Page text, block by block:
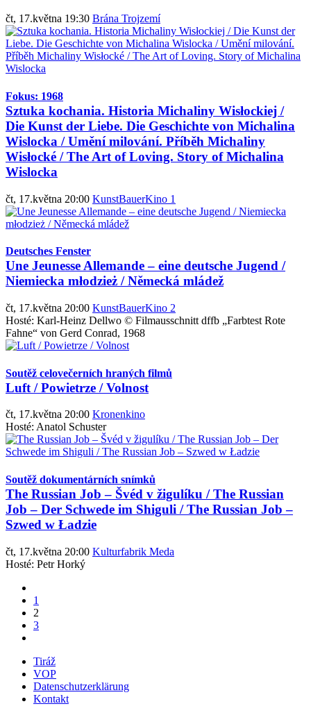
čt, 17.května 19:30 Brána Trojzemí
Fokus: 1968
Sztuka kochania. Historia Michaliny Wisłockiej /
Die Kunst der Liebe. Die Geschichte von Michalina
Wislocka / Umění milování. Příběh Michaliny
Wisłocké / The Art of Loving. Story of Michalina
Wislocka
čt, 17.května 20:00 KunstBauerKino 1
Deutsches Fenster
Une Jeunesse Allemande – eine deutsche Jugend /
Niemiecka młodzież / Německá mládež
čt, 17.května 20:00 KunstBauerKino 2
Hosté: Karl-Heinz Dellwo © Filmausschnitt dffb „Farbtest Rote
Fahne“ von Gerd Conrad, 1968
Soutěž celovečerních hraných filmů
Luft / Powietrze / Volnost
čt, 17.května 20:00 Kronenkino
Hosté: Anatol Schuster
Soutěž dokumentárních snímků
The Russian Job – Švéd v žigulíku / The Russian
Job – Der Schwede im Shiguli / The Russian Job –
Szwed w Ładzie
čt, 17.května 20:00 Kulturfabrik Meda
Hosté: Petr Horký
1
2
3
Tiráž
VOP
Datenschutzerklärung
Kontakt